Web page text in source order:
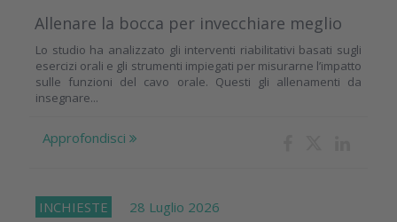
Allenare la bocca per invecchiare meglio
Lo studio ha analizzato gli interventi riabilitativi basati sugli
esercizi orali e gli strumenti impiegati per misurarne l’impatto
sulle funzioni del cavo orale. Questi gli allenamenti da
insegnare...
Approfondisci
INCHIESTE 28 Luglio 2026